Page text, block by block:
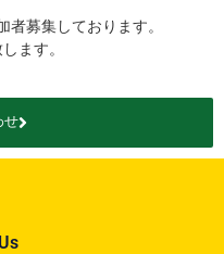
募集しております。
ます。
せ